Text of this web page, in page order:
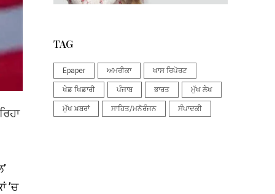
’ਚ
TAG
Epaper ਅਮਰੀਕਾ ਖਾਸ ਰਿਪੋਰਟ
ਖੇਡ ਖਿਡਾਰੀ ਪੰਜਾਬ ਭਾਰਤ ਮੁੱਖ ਲੇਖ
ਮੁੱਖ ਖ਼ਬਰਾਂ ਸਾਹਿਤ/ਮਨੋਰੰਜਨ ਸੰਪਾਦਕੀ